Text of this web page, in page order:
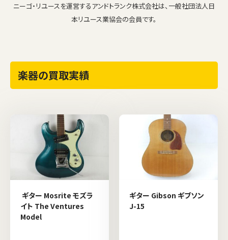
ニーゴ・リユースを運営するアンドトランク株式会社は、一般社団法人日
本リユース業協会の会員です。
楽器の買取実績
ギター Mosrite モズラ
イト The Ventures
Model
ギター Gibson ギブソン
J-15